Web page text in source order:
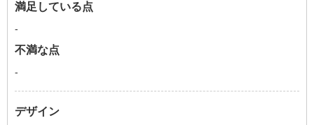
満足している点
-
不満な点
-
デザイン